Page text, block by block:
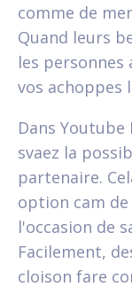
comme de
Quand leurs
les
vos achoppes
Dans
svaez la
partenaire.
option cam
l'occasion de
Facilement,
cloison fare